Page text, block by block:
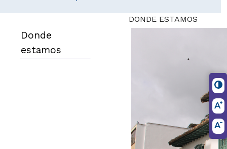
Donde
estamos
​DONDE ESTAMOS